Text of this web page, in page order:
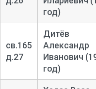
год)
св.165
д.27
Дитёв
Александр
Иванович
год)